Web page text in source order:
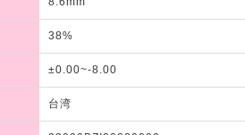
38%
±0.00~-8.00
台湾